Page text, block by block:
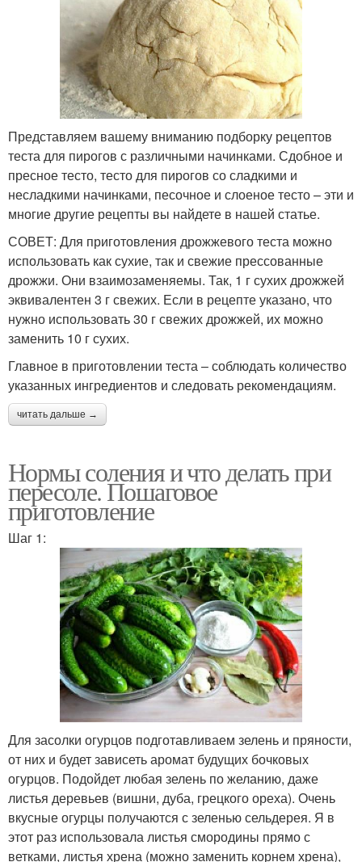
Представляем вашему вниманию подборку рецептов
теста для пирогов с различными начинками. Сдобное и
пресное тесто, тесто для пирогов со сладкими и
несладкими начинками, песочное и слоеное тесто – эти и
многие другие рецепты вы найдете в нашей статье.
СОВЕТ: Для приготовления дрожжевого теста можно
использовать как сухие, так и свежие прессованные
дрожжи. Они взаимозаменяемы. Так, 1 г сухих дрожжей
эквивалентен 3 г свежих. Если в рецепте указано, что
нужно использовать 30 г свежих дрожжей, их можно
заменить 10 г сухих.
Главное в приготовлении теста – соблюдать количество
указанных ингредиентов и следовать рекомендациям.
читать дальше →
Нормы соления и что делать при
пересоле. Пошаговое
приготовление
Шаг 1:
Для засолки огурцов подготавливаем зелень и пряности,
от них и будет зависеть аромат будущих бочковых
огурцов. Подойдет любая зелень по желанию, даже
листья деревьев (вишни, дуба, грецкого ореха). Очень
вкусные огурцы получаются с зеленью сельдерея. Я в
этот раз использовала листья смородины прямо с
ветками, листья хрена (можно заменить корнем хрена),